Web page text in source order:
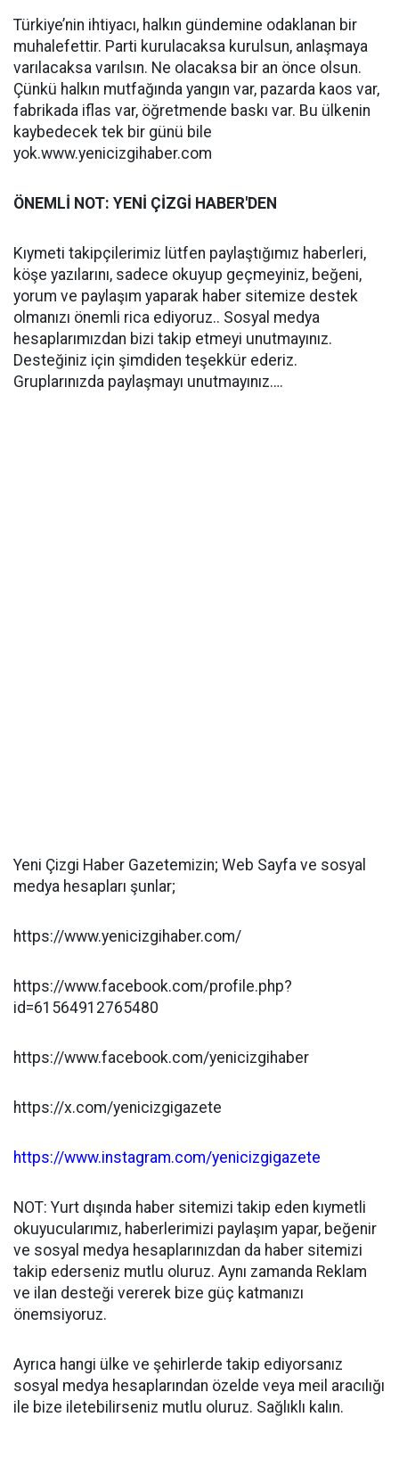
Türkiye’nin ihtiyacı, halkın gündemine odaklanan bir
muhalefettir. Parti kurulacaksa kurulsun, anlaşmaya
varılacaksa varılsın. Ne olacaksa bir an önce olsun.
Çünkü halkın mutfağında yangın var, pazarda kaos var,
fabrikada iflas var, öğretmende baskı var. Bu ülkenin
kaybedecek tek bir günü bile
yok.www.yenicizgihaber.com
ÖNEMLİ NOT: YENİ ÇİZGİ HABER'DEN
Kıymeti takipçilerimiz lütfen paylaştığımız haberleri,
köşe yazılarını, sadece okuyup geçmeyiniz, beğeni,
yorum ve paylaşım yaparak haber sitemize destek
olmanızı önemli rica ediyoruz.. Sosyal medya
hesaplarımızdan bizi takip etmeyi unutmayınız.
Desteğiniz için şimdiden teşekkür ederiz.
Gruplarınızda paylaşmayı unutmayınız….
Yeni Çizgi Haber Gazetemizin; Web Sayfa ve sosyal
medya hesapları şunlar;
https://www.yenicizgihaber.com/
https://www.facebook.com/profile.php?
id=61564912765480
https://www.facebook.com/yenicizgihaber
https://x.com/yenicizgigazete
https://www.instagram.com/yenicizgigazete
NOT: Yurt dışında haber sitemizi takip eden kıymetli
okuyucularımız, haberlerimizi paylaşım yapar, beğenir
ve sosyal medya hesaplarınızdan da haber sitemizi
takip ederseniz mutlu oluruz. Aynı zamanda Reklam
ve ilan desteği vererek bize güç katmanızı
önemsiyoruz.
Ayrıca hangi ülke ve şehirlerde takip ediyorsanız
sosyal medya hesaplarından özelde veya meil aracılığı
ile bize iletebilirseniz mutlu oluruz. Sağlıklı kalın.